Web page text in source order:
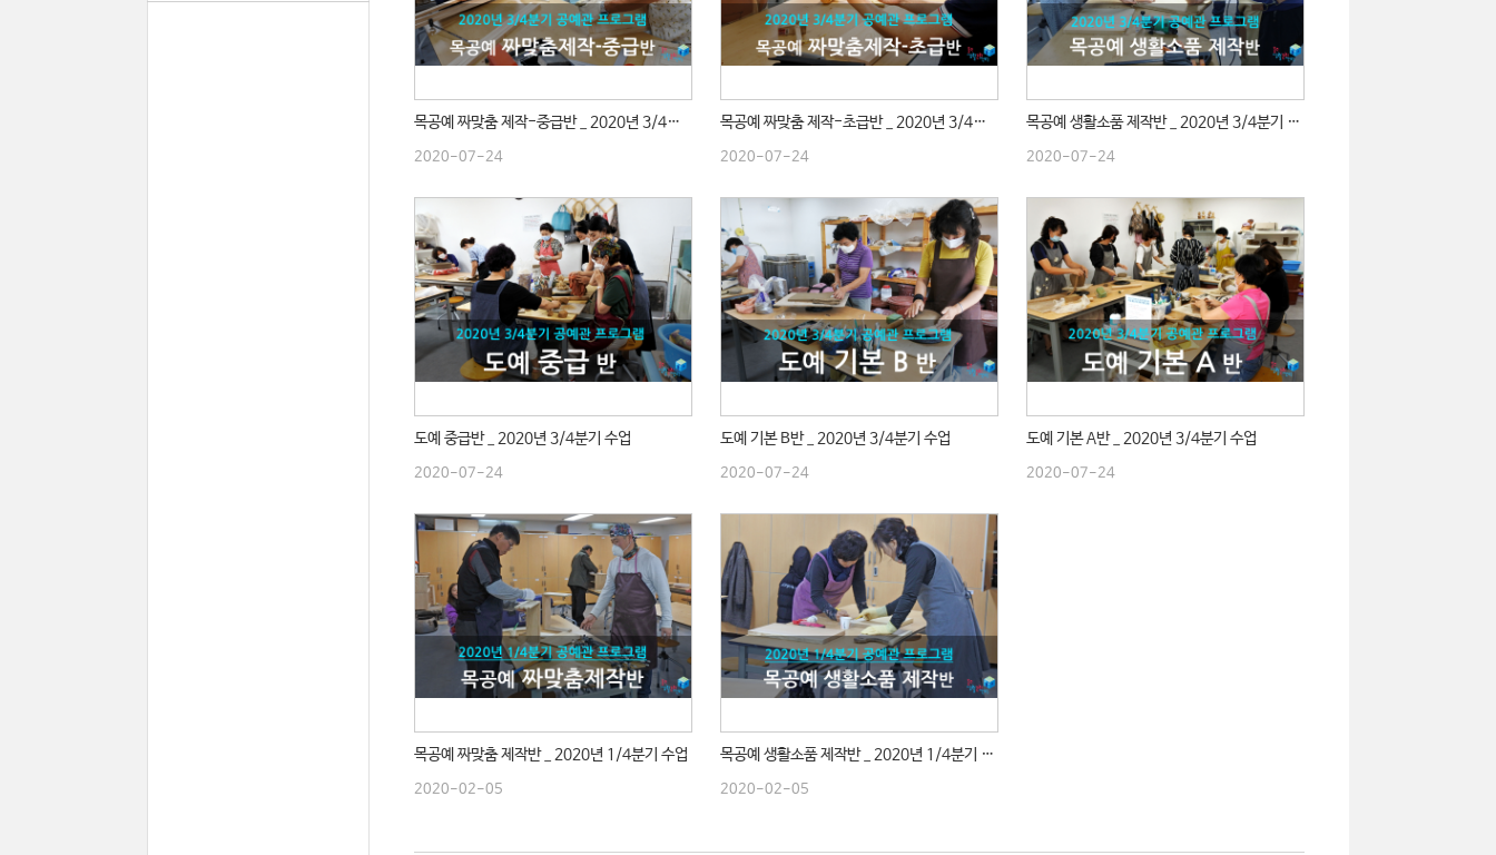
목공예 짜맞춤 제작-중급반 _ 2020년 3/4분기 수업
2020-07-24
목공예 짜맞춤 제작-초급반 _ 2020년 3/4분기 수업
2020-07-24
목공예 생활소품 제작반 _ 2020년 3/4분기 수업
2020-07-24
도예 중급반 _ 2020년 3/4분기 수업
2020-07-24
도예 기본 B반 _ 2020년 3/4분기 수업
2020-07-24
도예 기본 A반 _ 2020년 3/4분기 수업
2020-07-24
목공예 짜맞춤 제작반 _ 2020년 1/4분기 수업
2020-02-05
목공예 생활소품 제작반 _ 2020년 1/4분기 수업
2020-02-05